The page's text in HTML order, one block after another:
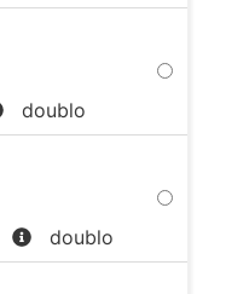
doublo
doublo